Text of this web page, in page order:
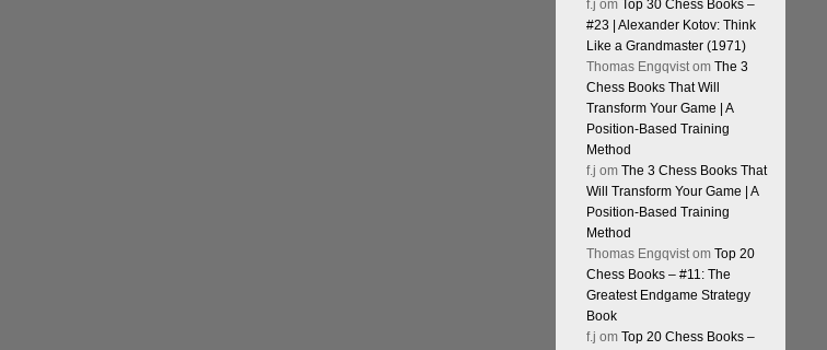
f.j om Top 30 Chess Books –
#23 | Alexander Kotov: Think
Like a Grandmaster (1971)
Thomas Engqvistom The 3
Chess Books That Will
Transform Your Game | A
Position-Based Training
Method
f.j om The 3 Chess Books That
Will Transform Your Game | A
Position-Based Training
Method
Thomas Engqvistom Top 20
Chess Books – #11: The
Greatest Endgame Strategy
Book
f.j om Top 20 Chess Books –